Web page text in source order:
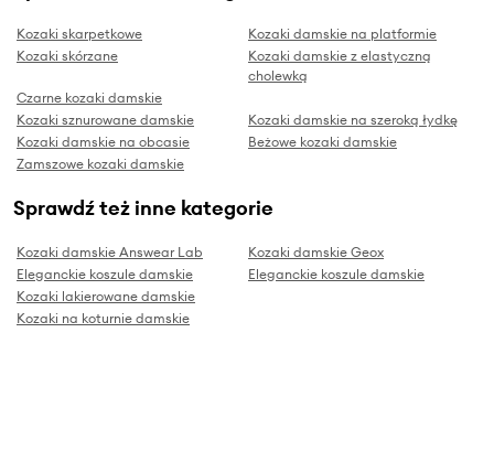
Kozaki skarpetkowe
Kozaki damskie na platformie
Kozaki skórzane
Kozaki damskie z elastyczną
cholewką
Czarne kozaki damskie
Kozaki sznurowane damskie
Kozaki damskie na szeroką łydkę
Kozaki damskie na obcasie
Beżowe kozaki damskie
Zamszowe kozaki damskie
Sprawdź też inne kategorie
Kozaki damskie Answear Lab
Kozaki damskie Geox
Eleganckie koszule damskie
Eleganckie koszule damskie
Kozaki lakierowane damskie
Kozaki na koturnie damskie